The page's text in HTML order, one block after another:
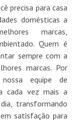
precisa para casa
domésticas a
marcas,
Quem é
sempre com a
marcas. Por
equipe de
cada vez mais a
transformando
satisfação para